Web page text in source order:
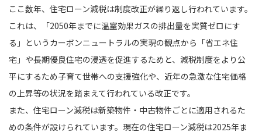
ここ数年、住宅ローン減税は制度改正が繰り返し行われています。
これは、「2050年までに温室効果ガスの排出量を実質ゼロにす
る」というカーボンニュートラルの実現の観点から「省エネ住
宅」や長期優良住宅の浸透を促進するためと、減税制度をより公
平にするため子育て世帯への支援強化や、近年の急激な住宅価格
の上昇等の状況を踏まえて行われている改正です。
また、住宅ローン減税は新築物件・中古物件ごとに適用されるた
めの条件が設けられています。現在の住宅ローン減税は2025年ま